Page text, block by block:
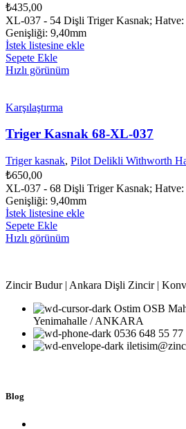
₺435,00
XL-037 - 54 Dişli Triger Kasnak; Hatve:
Genişliği: 9,40mm
İstek listesine ekle
Sepete Ekle
Hızlı görünüm
Karşılaştırma
Triger Kasnak 68-XL-037
Triger kasnak, Pilot Delikli Withworth
₺650,00
XL-037 - 68 Dişli Triger Kasnak; Hatve:
Genişliği: 9,40mm
İstek listesine ekle
Sepete Ekle
Hızlı görünüm
Zincir Budur | Ankara Dişli Zincir |
Ostim OSB
Yenimahalle / ANKARA
0536 648 55 77
Blog